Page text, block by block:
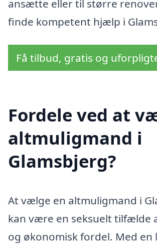
ansætte eller til større
finde kompetent hjælp i
Få tilbud, gratis og
Fordele ved at
altmuligmand i
Glamsbjerg?
At vælge en altmuligmand i
kan være en seksuelt tilfælde
og økonomisk fordel. Med en